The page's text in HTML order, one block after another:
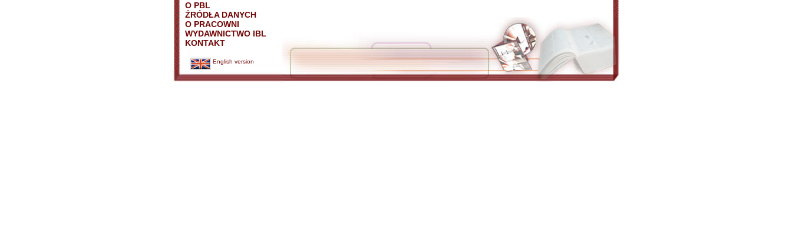
O PBL
ŹRÓDŁA DANYCH
O PRACOWNI
WYDAWNICTWO IBL
KONTAKT
English version